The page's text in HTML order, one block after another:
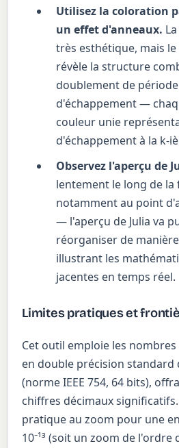
Utilisez la coloration
un effet d'anneaux.
très esthétique, mais
révèle la structure
doublement de
d'échappement —
couleur unie
d'échappement à la k-
Observez l'aperçu de
lentement le long de
notamment au point
— l'aperçu de Julia va
réorganiser de
illustrant les
jacentes en temps réel.
Limites pratiques et
Cet outil emploie les
en double précision standard
(norme IEEE 754, 64 bits),
chiffres décimaux
pratique au zoom pour une
10⁻¹³ (soit un zoom de l'ordre